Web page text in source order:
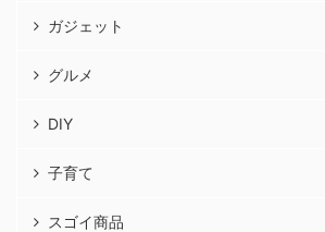
ガジェット
グルメ
DIY
子育て
スゴイ商品